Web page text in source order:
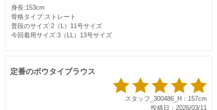
身長:153cm
骨格タイプ:ストレート
普段のサイズ:2（L）11号サイズ
今回着用サイズ:3（LL）13号サイズ
定番のボウタイブラウス
スタッフ_300486_H：157cm
投稿日：2026/03/11